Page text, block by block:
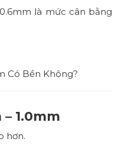
là mức cân bằng
Có Bền Không?
1.0mm
hơn.